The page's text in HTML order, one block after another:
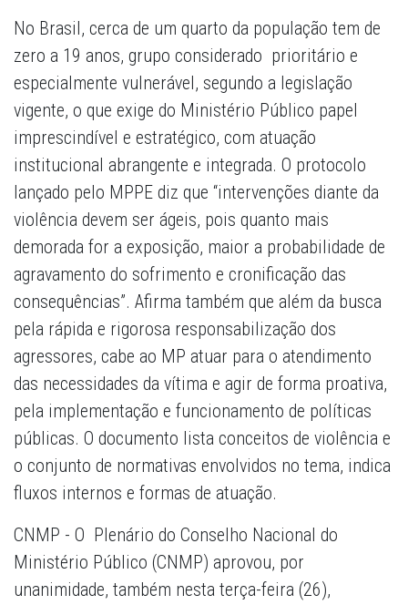
No Brasil, cerca de um quarto da população tem de
zero a 19 anos, grupo considerado prioritário e
especialmente vulnerável, segundo a legislação
vigente, o que exige do Ministério Público papel
imprescindível e estratégico, com atuação
institucional abrangente e integrada. O protocolo
lançado pelo MPPE diz que “intervenções diante da
violência devem ser ágeis, pois quanto mais
demorada for a exposição, maior a probabilidade de
agravamento do sofrimento e cronificação das
consequências”. Afirma também que além da busca
pela rápida e rigorosa responsabilização dos
agressores, cabe ao MP atuar para o atendimento
das necessidades da vítima e agir de forma proativa,
pela implementação e funcionamento de políticas
públicas. O documento lista conceitos de violência e
o conjunto de normativas envolvidos no tema, indica
fluxos internos e formas de atuação.
CNMP - O Plenário do Conselho Nacional do
Ministério Público (CNMP) aprovou, por
unanimidade, também nesta terça-feira (26),